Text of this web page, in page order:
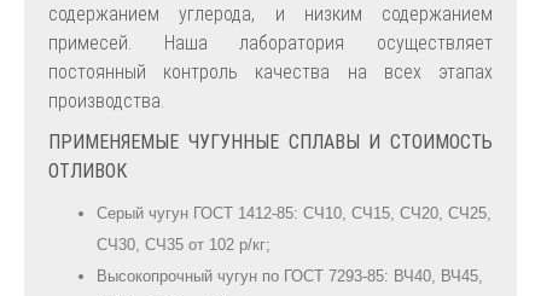
содержанием углерода, и низким содержанием
примесей. Наша лаборатория осуществляет
постоянный контроль качества на всех этапах
производства.
ПРИМЕНЯЕМЫЕ ЧУГУННЫЕ СПЛАВЫ И СТОИМОСТЬ
ОТЛИВОК
Серый чугун ГОСТ 1412-85: СЧ10, СЧ15, СЧ20, СЧ25,
СЧ30, СЧ35 от 102 р/кг;
Высокопрочный чугун по ГОСТ 7293-85: ВЧ40, ВЧ45,